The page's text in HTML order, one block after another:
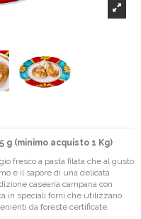
g (minimo acquisto 1 Kg)
fresco a pasta filata che al gusto
e il sapore di una delicata
casearia campana con
in speciali forni che utilizzano
da foreste certificate.